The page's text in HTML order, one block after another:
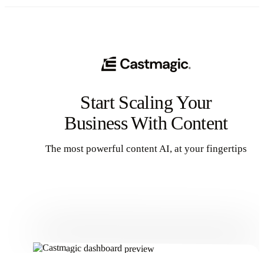
Start Scaling Your
Business With Content
The most powerful content AI, at your fingertips